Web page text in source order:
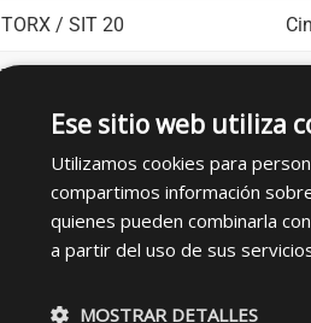
TORX / SIT 20
TORX / SIT 20
TORX / SIT 25
Ese sitio web utiliza
Utilizamos cookies para
compartimos información
quienes pueden combinarla
a partir del uso de sus
MOSTRAR DETALLES